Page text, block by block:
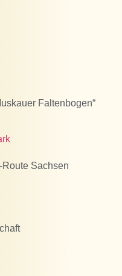
Faltenbogen“
Sachsen